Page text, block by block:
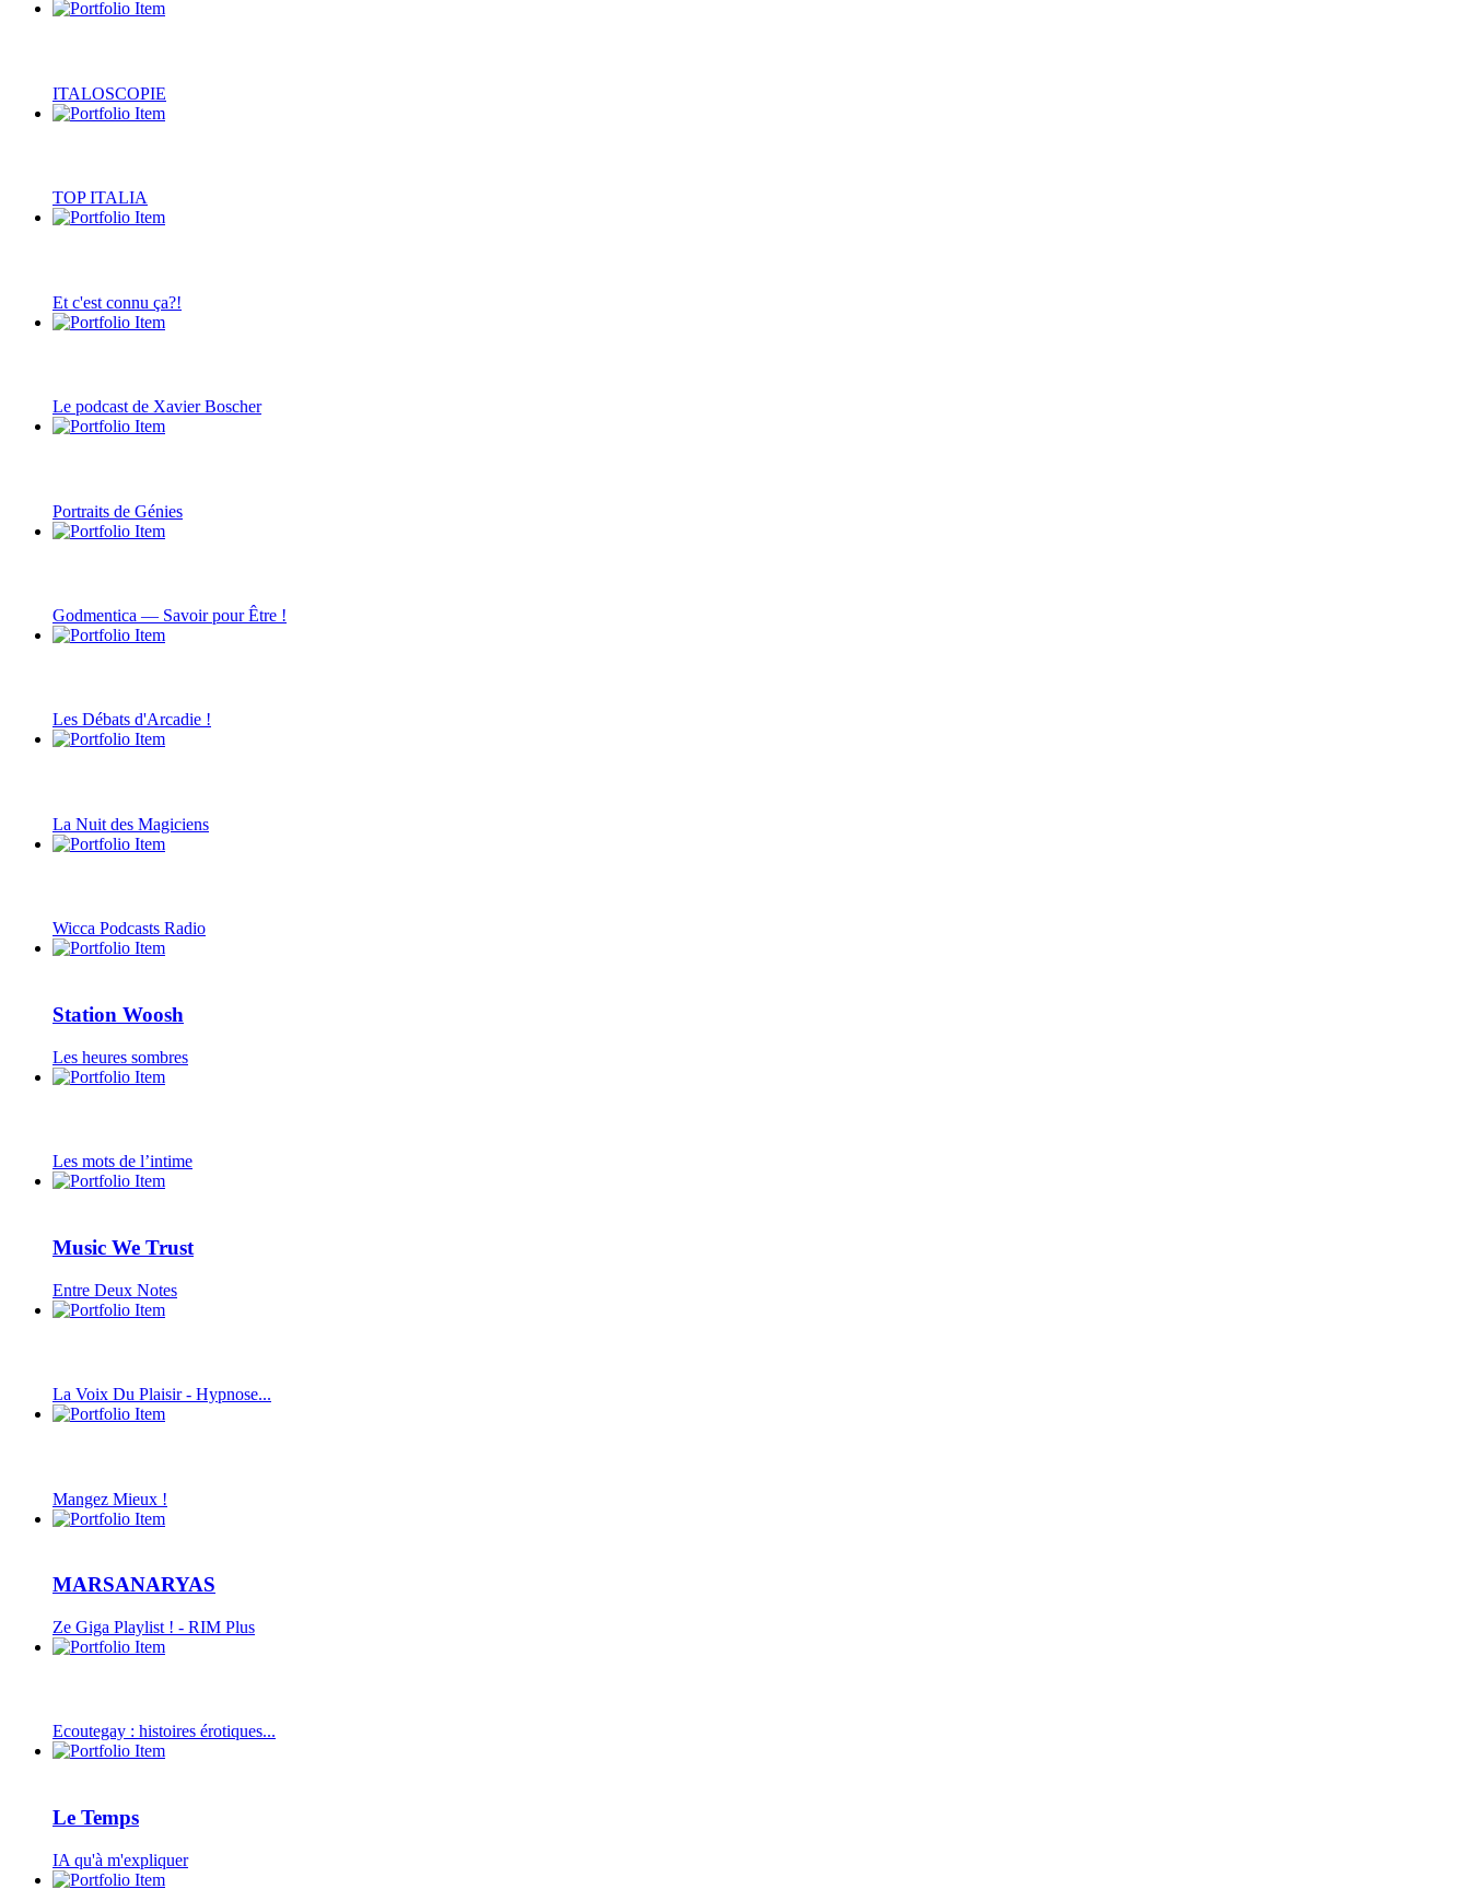
ITALOSCOPIE
TOP ITALIA
Et c'est connu ça?!
Le podcast de Xavier Boscher
Portraits de Génies
Godmentica — Savoir pour Être !
Les Débats d'Arcadie !
La Nuit des Magiciens
Wicca Podcasts Radio
Station Woosh
Les heures sombres
Les mots de l’intime
Music We Trust
Entre Deux Notes
La Voix Du Plaisir - Hypnose...
Mangez Mieux !
MARSANARYAS
Ze Giga Playlist ! - RIM Plus
Ecoutegay : histoires érotiques...
Le Temps
IA qu'à m'expliquer